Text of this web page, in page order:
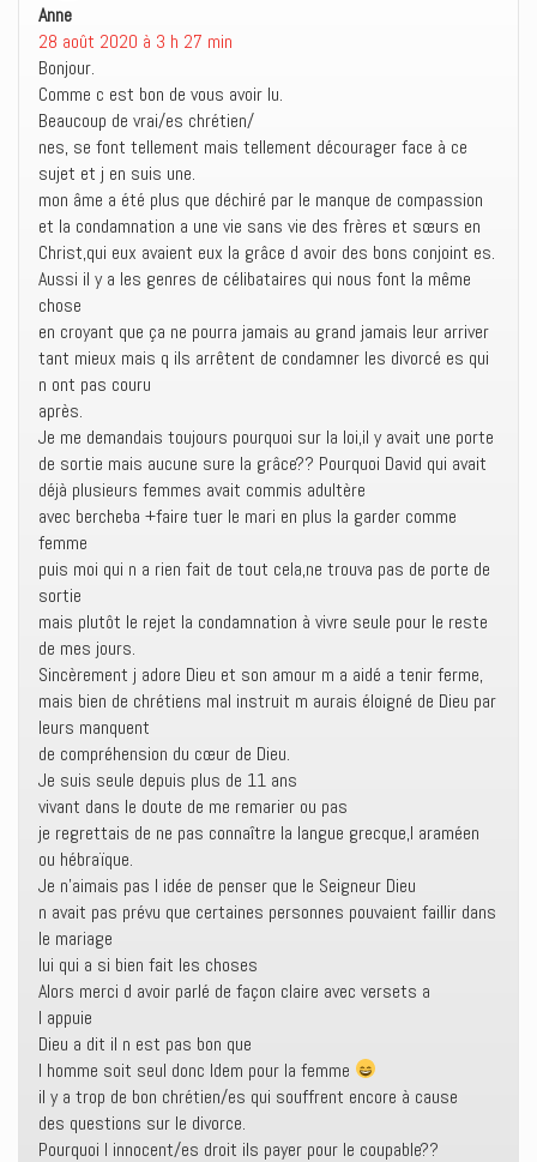
Anne
28 août 2020 à 3 h 27 min
Bonjour.
Comme c est bon de vous avoir lu.
Beaucoup de vrai/es chrétien/
nes, se font tellement mais tellement décourager face à ce
sujet et j en suis une.
mon âme a été plus que déchiré par le manque de compassion
et la condamnation a une vie sans vie des frères et sœurs en
Christ,qui eux avaient eux la grâce d avoir des bons conjoint es.
Aussi il y a les genres de célibataires qui nous font la même
chose
en croyant que ça ne pourra jamais au grand jamais leur arriver
tant mieux mais q ils arrêtent de condamner les divorcé es qui
n ont pas couru
après.
Je me demandais toujours pourquoi sur la loi,il y avait une porte
de sortie mais aucune sure la grâce?? Pourquoi David qui avait
déjà plusieurs femmes avait commis adultère
avec bercheba +faire tuer le mari en plus la garder comme
femme
puis moi qui n a rien fait de tout cela,ne trouva pas de porte de
sortie
mais plutôt le rejet la condamnation à vivre seule pour le reste
de mes jours.
Sincèrement j adore Dieu et son amour m a aidé a tenir ferme,
mais bien de chrétiens mal instruit m aurais éloigné de Dieu par
leurs manquent
de compréhension du cœur de Dieu.
Je suis seule depuis plus de 11 ans
vivant dans le doute de me remarier ou pas
je regrettais de ne pas connaître la langue grecque,l araméen
ou hébraïque.
Je n’aimais pas l idée de penser que le Seigneur Dieu
n avait pas prévu que certaines personnes pouvaient faillir dans
le mariage
lui qui a si bien fait les choses
Alors merci d avoir parlé de façon claire avec versets a
l appuie
Dieu a dit il n est pas bon que
l homme soit seul donc Idem pour la femme
il y a trop de bon chrétien/es qui souffrent encore à cause
des questions sur le divorce.
Pourquoi l innocent/es droit ils payer pour le coupable??